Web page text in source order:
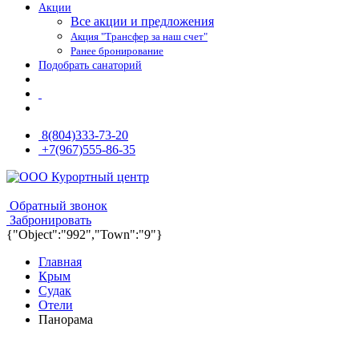
Акции
Все акции и предложения
Акция "Трансфер за наш счет"
Ранее бронирование
Подобрать санаторий
8(804)333-73-20
+7(967)555-86-35
Обратный звонок
Забронировать
{"Object":"992","Town":"9"}
Главная
Крым
Судак
Отели
Панорама